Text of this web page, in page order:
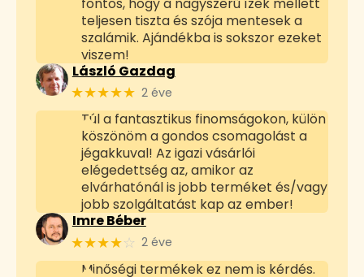
teljesen tiszta és szója mentesek a
szalámik. Ajándékba is sokszor ezeket
viszem!
László Gazdag
★★★★★ 2 éve
Túl a fantasztikus finomságokon, külön
köszönöm a gondos csomagolást a
jégakkuval! Az igazi vásárlói
elégedettség az, amikor az
elvárhatónál is jobb terméket és/vagy
jobb szolgáltatást kap az ember!
Imre Béber
★★★★☆ 2 éve
Minőségi termékek ez nem is kérdés.